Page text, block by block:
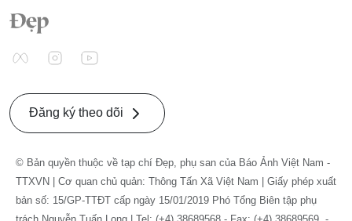
Đăng ký theo dõi
© Bản quyền thuộc về tạp chí Đẹp, phụ san của Báo Ảnh Việt Nam -
TTXVN | Cơ quan chủ quản: Thông Tấn Xã Việt Nam | Giấy phép xuất
bản số: 15/GP-TTĐT cấp ngày 15/01/2019 Phó Tổng Biên tập phụ